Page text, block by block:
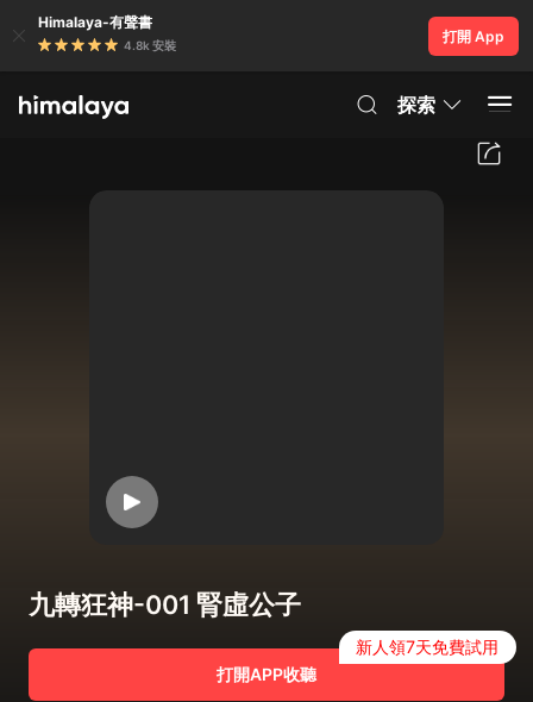
Himalaya-有聲書
4.8k 安裝
打開 App
探索
九轉狂神-001 腎虛公子
打開APP收聽
新人領7天免費試用